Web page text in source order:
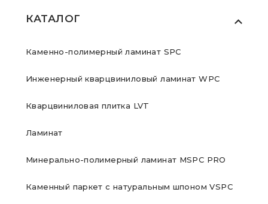
КАТАЛОГ
Каменно-полимерный ламинат SPC
Инженерный кварцвиниловый ламинат WPC
Кварцвиниловая плитка LVT
Ламинат
Минерально-полимерный ламинат MSPC PRO
Каменный паркет с натуральным шпоном VSPC